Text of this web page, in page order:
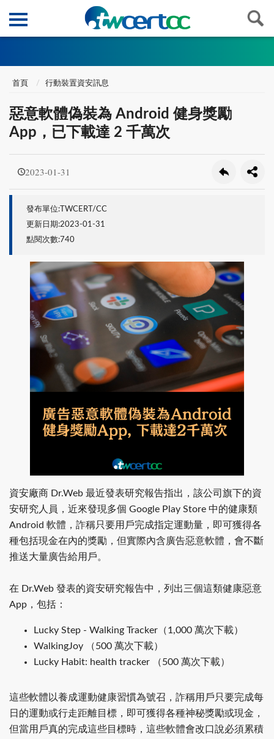
首頁 行動裝置資安訊息
惡意軟體偽裝為 Android 健身獎勵
App，已下載達 2 千萬次
2023-01-31
發布單位:TWCERT/CC
更新日期:2023-01-31
點閱次數:740
資安廠商 Dr.Web 最近發表研究報告指出，該公司旗下的資
安研究人員，近來發現多個 Google Play Store 中的健康類
Android 軟體，詐稱只要用戶完成指定運動量，即可獲得各
種包括現金在內的獎勵，但實際內含廣告惡意軟體，會不斷
推送大量廣告給用戶。
在 Dr.Web 發表的資安研究報告中，列出三個這類健康惡意
App，包括：
Lucky Step - Walking Tracker（1,000 萬次下載）
WalkingJoy （500 萬次下載）
Lucky Habit: health tracker （500 萬次下載）
這些軟體以養成運動健康習慣為號召，詐稱用戶只要完成每
日的運動或行走距離目標，即可獲得各種神秘獎勵或現金，
但當用戶真的完成這些目標時，這些軟體會改口說必須累積